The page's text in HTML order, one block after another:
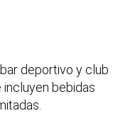
deportivo y club
bebidas